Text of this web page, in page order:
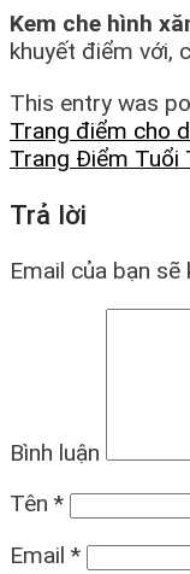
Kem che hình
khuyết điểm với,
This entry was
Trang điểm cho
Trang Điểm Tuổi
Trả lời
Email của bạn
Bình luận
Tên *
Email *